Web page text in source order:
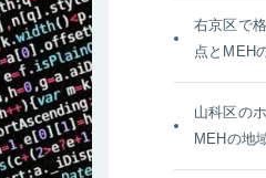
右京区で
点とMEH
山科区の
MEHの地